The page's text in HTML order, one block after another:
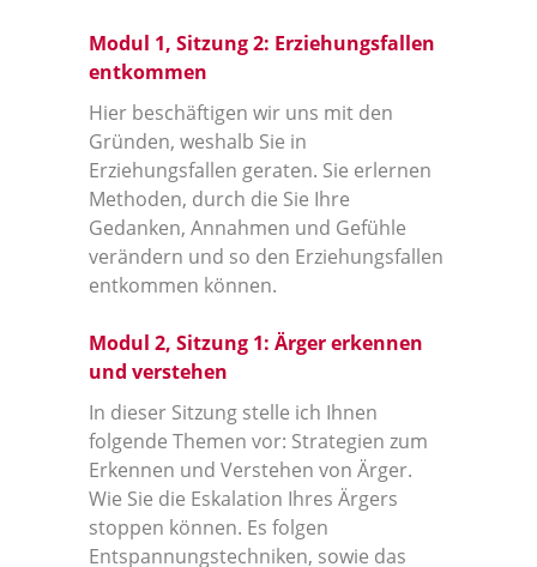
Modul 1, Sitzung 2: Erziehungsfallen
entkommen
Hier beschäftigen wir uns mit den
Gründen, weshalb Sie in
Erziehungsfallen geraten. Sie erlernen
Methoden, durch die Sie Ihre
Gedanken, Annahmen und Gefühle
verändern und so den Erziehungsfallen
entkommen können.
Modul 2, Sitzung 1: Ärger erkennen
und verstehen
In dieser Sitzung stelle ich Ihnen
folgende Themen vor: Strategien zum
Erkennen und Verstehen von Ärger.
Wie Sie die Eskalation Ihres Ärgers
stoppen können. Es folgen
Entspannungstechniken, sowie das